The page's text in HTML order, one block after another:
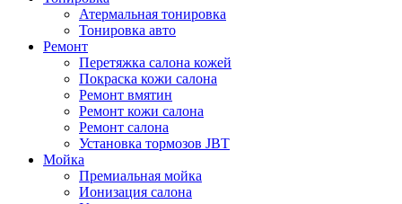
Атермальная тонировка
Тонировка авто
Ремонт
Перетяжка салона кожей
Покраска кожи салона
Ремонт вмятин
Ремонт кожи салона
Ремонт салона
Установка тормозов JBT
Мойка
Премиальная мойка
Ионизация салона